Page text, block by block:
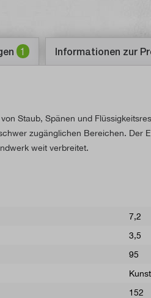
1 Informationen zur
Staub, Spänen und
zugänglichen Bereichen. Der
weit verbreitet.
7,2
3,5
95
152